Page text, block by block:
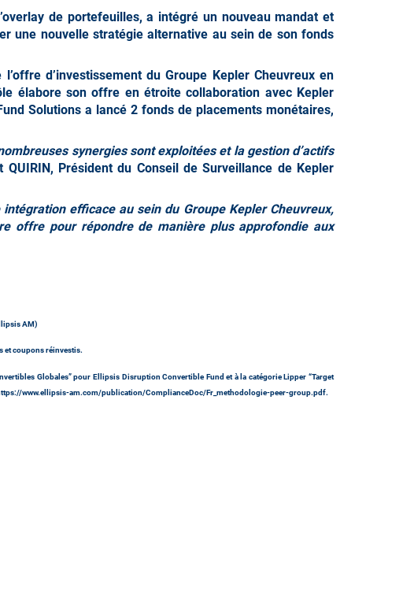
de portefeuilles, a intégré un nouveau mandat et
une nouvelle stratégie alternative au sein de son fonds
l’offre d’investissement du Groupe Kepler Cheuvreux en
élabore son offre en étroite collaboration avec Kepler
Solutions a lancé 2 fonds de placements monétaires,
synergies sont exploitées et la gestion d’actifs
QUIRIN, Président du Conseil de Surveillance de Kepler
efficace au sein du Groupe Kepler Cheuvreux,
offre pour répondre de manière plus approfondie aux
AM)
et coupons réinvestis.
Globales” pour Ellipsis Disruption Convertible Fund et à la catégorie Lipper “Target
www.ellipsis-am.com/publication/ComplianceDoc/Fr_methodologie-peer-group.pdf.